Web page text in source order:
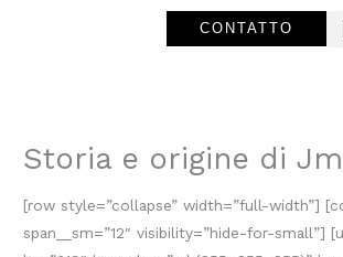
CONTATTO
Storia e origine di
[row style=”collapse” width=”full-width”]
span__sm=”12″ visibility=”hide-for-small”]